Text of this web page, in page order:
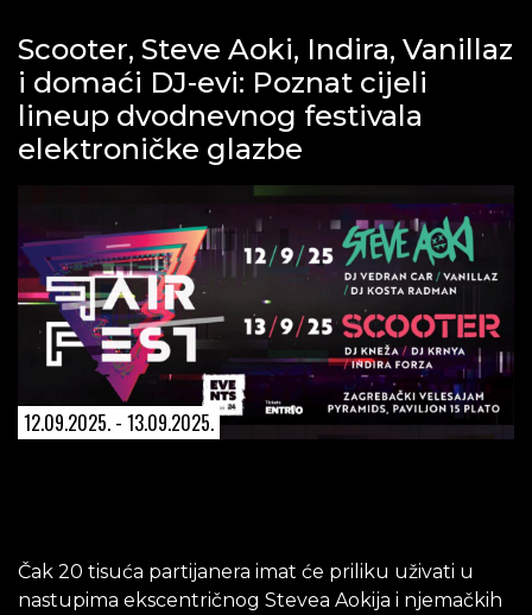
Scooter, Steve Aoki, Indira, Vanillaz
i domaći DJ-evi: Poznat cijeli
lineup dvodnevnog festivala
elektroničke glazbe
12.09.2025. - 13.09.2025.
Čak 20 tisuća partijanera imat će priliku uživati u
nastupima ekscentričnog Stevea Aokija i njemačkih